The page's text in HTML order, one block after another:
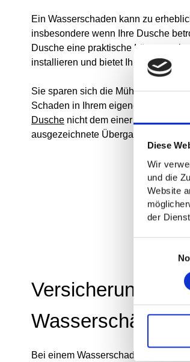
Diese
Wir
und die
Website
der
Ein Wasserschaden kann zu
insbesondere wenn Ihre Dusche
Dusche eine praktische Lösung
installieren und bietet Ihnen den
Sie sparen sich die Mühe und
Schaden in Ihrem eigenen Tempo
Dusche nicht dem einer fest
ausgezeichnete Übergangslösung
Versicherung und
Wasserschäden
Bei einem Wasserschaden ist es